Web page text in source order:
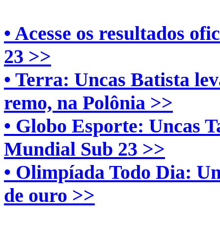
• Acesse os resultados
23 >>
• Terra: Uncas Batista
remo, na Polônia >>
• Globo Esporte: Uncas
Mundial Sub 23 >>
• Olimpíada Todo Dia:
de ouro >>